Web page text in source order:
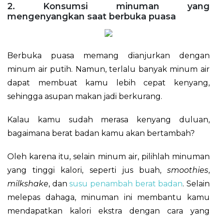
2. Konsumsi minuman yang
mengenyangkan saat berbuka puasa
Berbuka puasa memang dianjurkan dengan
minum air putih. Namun, terlalu banyak minum air
dapat membuat kamu lebih cepat kenyang,
sehingga asupan makan jadi berkurang.
Kalau kamu sudah merasa kenyang duluan,
bagaimana berat badan kamu akan bertambah?
Oleh karena itu, selain minum air, pilihlah minuman
yang tinggi kalori, seperti jus buah, smoothies,
milkshake, dansusu penambah berat badan. Selain
melepas dahaga, minuman ini membantu kamu
mendapatkan kalori ekstra dengan cara yang